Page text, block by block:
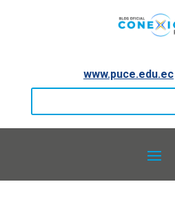
www.puce.edu.ec